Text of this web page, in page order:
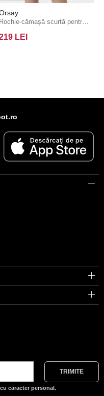
Rochie-cămașă scurtă pentru femei albă în linie A, cu bretele ORSAY
LEI
caracter personal.